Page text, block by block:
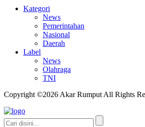
Kategori
News
Pemerintahan
Nasional
Daerah
Label
News
Olahraga
TNI
Copyright ©2026 Akar Rumput All Rights